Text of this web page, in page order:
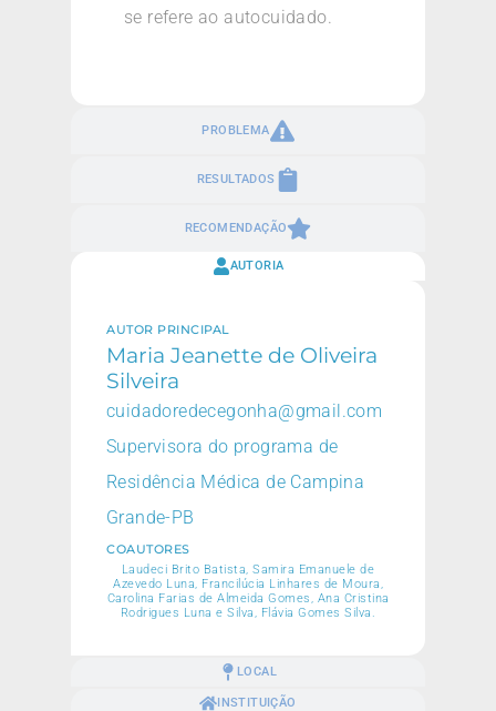
PROBLEMA
RESULTADOS
RECOMENDAÇÃO
se refere ao autocuidado.
AUTORIA
LOCAL
INSTITUIÇÃO
AUTOR PRINCIPAL
Maria Jeanette de Oliveira
Silveira
cuidadoredecegonha@gmail.com
Supervisora do programa de
Residência Médica de Campina
Grande-PB
COAUTORES
Laudeci Brito Batista, Samira Emanuele de
Azevedo Luna, Francilúcia Linhares de Moura,
Carolina Farias de Almeida Gomes, Ana Cristina
Rodrigues Luna e Silva, Flávia Gomes Silva.